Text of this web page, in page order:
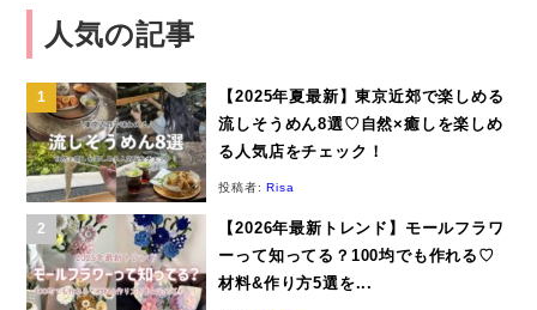
人気の記事
【2025年夏最新】東京近郊で楽しめる
流しそうめん8選♡自然×癒しを楽しめ
る人気店をチェック！
投稿者:Risa
【2026年最新トレンド】モールフラワ
ーって知ってる？100均でも作れる♡
材料&作り方5選を...